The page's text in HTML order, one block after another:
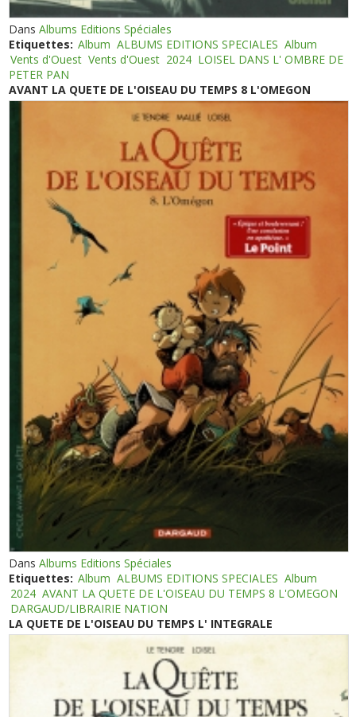
DansAlbums Editions Spéciales
Etiquettes: Album ALBUMS EDITIONS SPECIALES Album
Vents d'Ouest Vents d'Ouest 2024 LOISEL DANS L' OMBRE DE
PETER PAN
AVANT LA QUETE DE L'OISEAU DU TEMPS 8 L'OMEGON
DansAlbums Editions Spéciales
Etiquettes: Album ALBUMS EDITIONS SPECIALES Album
2024 AVANT LA QUETE DE L'OISEAU DU TEMPS 8 L'OMEGON
DARGAUD/LIBRAIRIE NATION
LA QUETE DE L'OISEAU DU TEMPS L' INTEGRALE